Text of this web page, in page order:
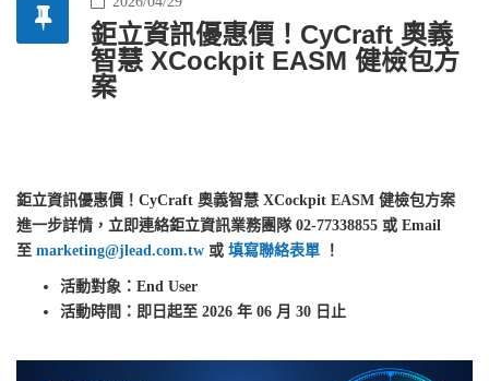
鉅立資訊優惠價！CyCraft 奧義
智慧 XCockpit EASM 健檢包方
案
鉅立資訊優惠價！CyCraft 奧義智慧 XCockpit EASM 健檢包方案
進一步詳情，立即連絡鉅立資訊業務團隊 02-77338855 或 Email
至 marketing@jlead.com.tw 或 填寫聯絡表單 ！
活動對象：End User
活動時間：即日起至 2026 年 06 月 30 日止